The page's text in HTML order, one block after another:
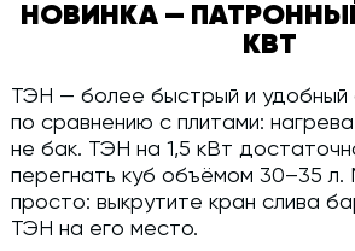
НОВИНКА —
КВТ
ТЭН — более быстрый и удобный
по сравнению с плитами:
не бак. ТЭН на 1,5 кВт
перегнать куб объёмом 30–35 л.
просто: выкрутите кран слива
ТЭН на его место.